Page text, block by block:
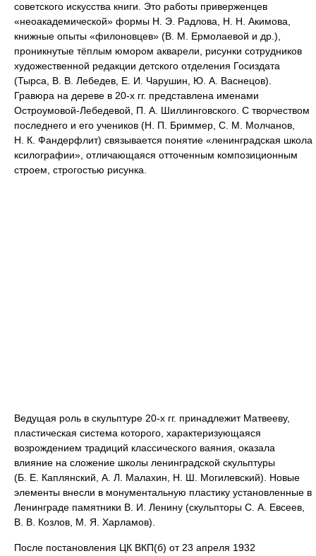
советского искусства книги. Это работы приверженцев
«неоакадемической» формы Н. Э. Радлова, Н. Н. Акимова,
книжные опыты «филоновцев» (В. М. Ермолаевой и др.),
проникнутые тёплым юмором акварели, рисунки сотрудников
художественной редакции детского отделения Госиздата
(Тырса, В. В. Лебедев, Е. И. Чарушин, Ю. А. Васнецов).
Гравюра на дереве в 20-х гг. представлена именами
Остроумовой-Лебедевой, П. А. Шиллинговского. С творчеством
последнего и его учеников (Н. П. Бриммер, С. М. Молчанов,
Н. К. Фандерфлит) связывается понятие «ленинградская школа
ксилографии», отличающаяся отточенным композиционным
строем, строгостью рисунка.
Ведущая роль в скульптуре 20-х гг. принадлежит Матвееву,
пластическая система которого, характеризующаяся
возрождением традиций классического ваяния, оказала
влияние на сложение школы ленинградской скульптуры
(Б. Е. Каплянский, А. Л. Малахин, Н. Ш. Могилевский). Новые
элементы внесли в монументальную пластику установленные в
Ленинграде памятники В. И. Ленину (скульпторы С. А. Евсеев,
В. В. Козлов, М. Я. Харламов).
После постановления ЦК ВКП(б) от 23 апреля 1932